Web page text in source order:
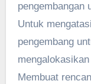
pengembangan
Untuk
pengembang
Membuat